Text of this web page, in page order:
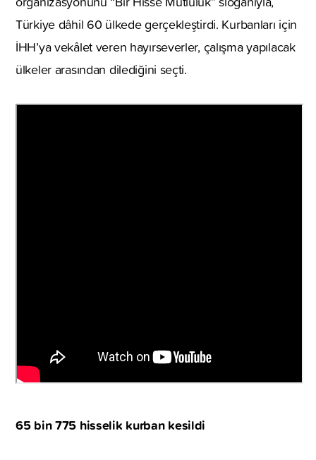
Türkiye dâhil 60 ülkede gerçekleştirdi. Kurbanları için
İHH’ya vekâlet veren hayırseverler, çalışma yapılacak
ülkeler arasından dilediğini seçti.
65 bin 775 hisselik kurban kesildi